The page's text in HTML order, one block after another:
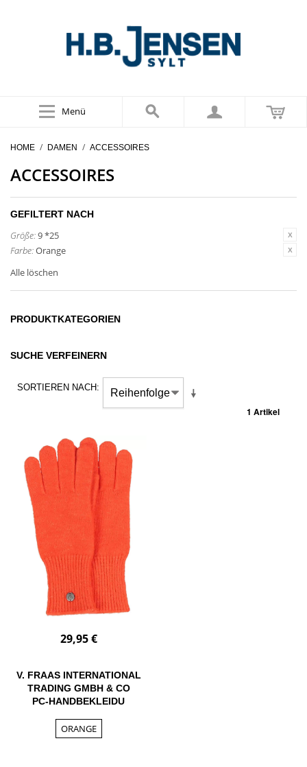
Menü
HOME / DAMEN / ACCESSOIRES
ACCESSOIRES
GEFILTERT NACH
Größe:9 *25
Farbe:Orange
Alle löschen
PRODUKTKATEGORIEN
SUCHE VERFEINERN
SORTIEREN NACH
1 Artikel
29,95 €
V. FRAAS INTERNATIONAL
TRADING GMBH & CO
PC-HANDBEKLEIDU
ORANGE